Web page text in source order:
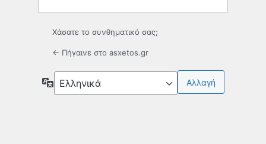
Χάσατε το συνθηματικό σας;
← Πήγαινε στο asxetos.gr
Γλώσσα